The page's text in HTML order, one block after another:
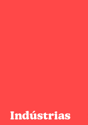
Indústrias